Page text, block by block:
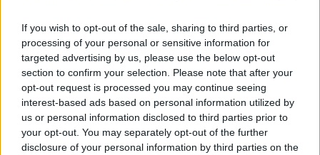
If you wish to opt-out of the sale, sharing to third parties, or
processing of your personal or sensitive information for
targeted advertising by us, please use the below opt-out
section to confirm your selection. Please note that after your
opt-out request is processed you may continue seeing
interest-based ads based on personal information utilized by
us or personal information disclosed to third parties prior to
your opt-out. You may separately opt-out of the further
disclosure of your personal information by third parties on the
2010. december 28. 15:41
Januárban Görögország felújítja havi
kincstárjegy-aukcióit - közölte a görög
közadósság-kezelő hivatal vezetője. Görögország
szeptemberben tért át a negyedéves kincstárjegy-
aukciókról a havi kibocsátásra, az adósság-